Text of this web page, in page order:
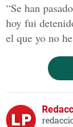
“Se han
hoy fui
el que yo no